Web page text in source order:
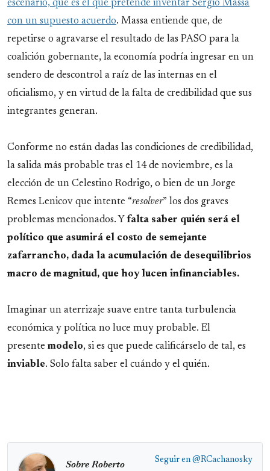
escenario, que es el que pretende inventar Sergio Massa
con un supuesto acuerdo. Massa entiende que, de
repetirse o agravarse el resultado de las PASO para la
coalición gobernante, la economía podría ingresar en un
sendero de descontrol a raíz de las internas en el
oficialismo, y en virtud de la falta de credibilidad que sus
integrantes generan.
Conforme no están dadas las condiciones de credibilidad,
la salida más probable tras el 14 de noviembre, es la
elección de un Celestino Rodrigo, o bien de un Jorge
Remes Lenicov que intente “resolver” los dos graves
problemas mencionados. Y falta saber quién será el
político que asumirá el costo de semejante
zafarrancho, dada la acumulación de desequilibrios
macro de magnitud, que hoy lucen infinanciables.
Imaginar un aterrizaje suave entre tanta turbulencia
económica y política no luce muy probable. El
presente modelo, si es que puede calificárselo de tal, es
inviable. Solo falta saber el cuándo y el quién.
Seguir en @RCachanosky
Sobre Roberto